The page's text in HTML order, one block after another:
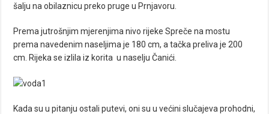
šalju na obilaznicu preko pruge u Prnjavoru.
Prema jutrošnjim mjerenjima nivo rijeke Spreče na mostu
prema navedenim naseljima je 180 cm, a tačka preliva je 200
cm. Rijeka se izlila iz korita u naselju Čanići.
Kada su u pitanju ostali putevi, oni su u većini slučajeva prohodni,